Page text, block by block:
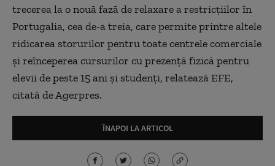
ÎNAPOI LA ARTICOL
trecerea la o nouă fază de relaxare a restricţiilor în
Portugalia, cea de-a treia, care permite printre altele
ridicarea storurilor pentru toate centrele comerciale
şi reînceperea cursurilor cu prezenţă fizică pentru
elevii de peste 15 ani şi studenţi, relatează EFE,
citată de Agerpres.